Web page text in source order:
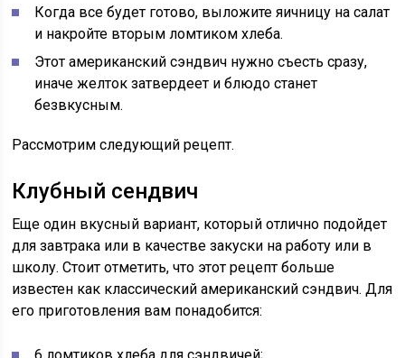
Когда все будет готово, выложите яичницу на салат
и накройте вторым ломтиком хлеба.
Этот американский сэндвич нужно съесть сразу,
иначе желток затвердеет и блюдо станет
безвкусным.
Рассмотрим следующий рецепт.
Клубный сендвич
Еще один вкусный вариант, который отлично подойдет
для завтрака или в качестве закуски на работу или в
школу. Стоит отметить, что этот рецепт больше
известен как классический американский сэндвич. Для
его приготовления вам понадобится: